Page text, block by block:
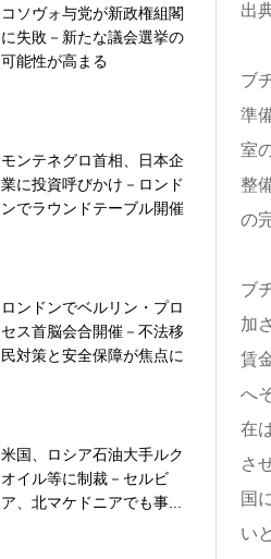
出
ブ
準
室
整
の
ブ
加
賃
へ
在
さ
国
い
コソヴォ与党が新政権組閣
に失敗－新たな議会選挙の
可能性が高まる
モンテネグロ首相、日本企
業に投資呼びかけ－ロンド
ンでラウンドテーブル開催
ロンドンでベルリン・プロ
セス首脳会合開催－不法移
民対策と安全保障が焦点に
米国、ロシア石油大手ルク
オイル等に制裁－セルビ
ア、北マケドニアでも事...